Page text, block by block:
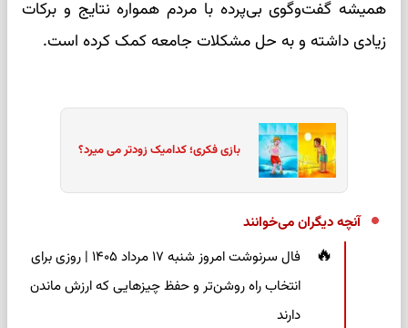
همیشه گفت‌وگوی بی‌پرده با مردم همواره نتایج و برکات
زیادی داشته و به حل مشکلات جامعه کمک کرده است.
بازی فکری؛ کدامیک زودتر می میرد؟
آنچه دیگران می‌خوانند
فال سرنوشت امروز شنبه ۱۷ مرداد ۱۴۰۵ | روزی برای
انتخاب راه روشن‌تر و حفظ چیزهایی که ارزش ماندن
دارند